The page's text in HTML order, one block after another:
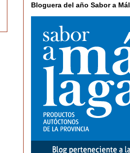
Bloguera del año Sabor a